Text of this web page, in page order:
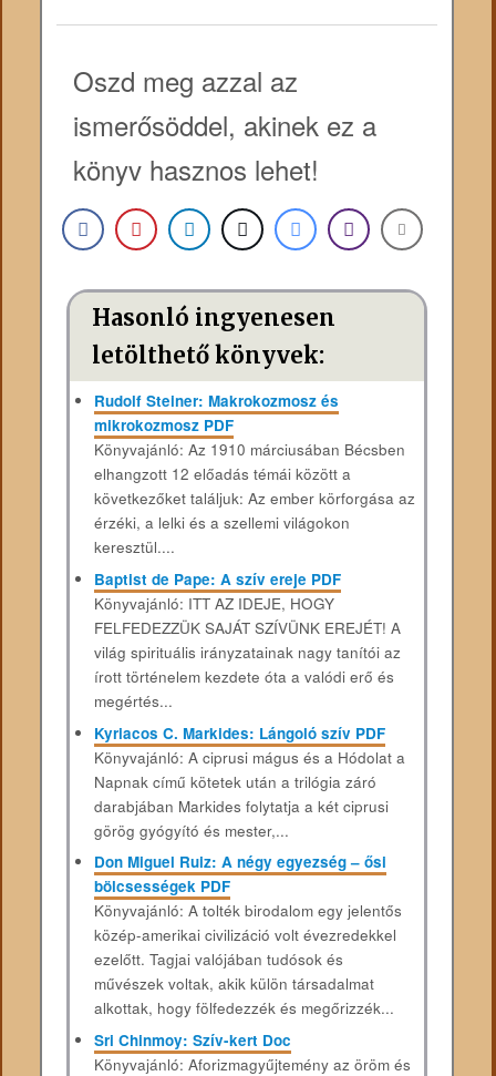
Oszd meg azzal az
ismerősöddel, akinek ez a
könyv hasznos lehet!
Hasonló ingyenesen
letölthető könyvek:
Rudolf Steiner: Makrokozmosz és
mikrokozmosz PDF
Könyvajánló: Az 1910 márciusában Bécsben
elhangzott 12 előadás témái között a
következőket találjuk: Az ember körforgása az
érzéki, a lelki és a szellemi világokon
keresztül....
Baptist de Pape: A szív ereje PDF
Könyvajánló: ITT AZ IDEJE, HOGY
FELFEDEZZÜK SAJÁT SZÍVÜNK EREJÉT! A
világ spirituális irányzatainak nagy tanítói az
írott történelem kezdete óta a valódi erő és
megértés...
Kyriacos C. Markides: Lángoló szív PDF
Könyvajánló: A ciprusi mágus és a Hódolat a
Napnak című kötetek után a trilógia záró
darabjában Markides folytatja a két ciprusi
görög gyógyító és mester,...
Don Miguel Ruiz: A négy egyezség – ősi
bölcsességek PDF
Könyvajánló: A tolték birodalom egy jelentős
közép-amerikai civilizáció volt évezredekkel
ezelőtt. Tagjai valójában tudósok és
művészek voltak, akik külön társadalmat
alkottak, hogy fölfedezzék és megőrizzék...
Sri Chinmoy: Szív-kert Doc
Könyvajánló: Aforizmagyűjtemény az öröm és